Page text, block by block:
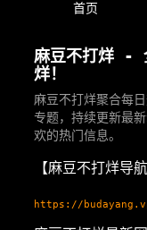
首页
麻豆不打烊 -
烊！
麻豆不打烊聚合每
专题，持续更新最
欢的热门信息。
【麻豆不打烊导航
https://